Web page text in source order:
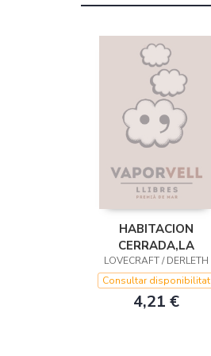
HABITACION
CERRADA,LA
LOVECRAFT / DERLETH
Consultar disponibilitat
4,21 €